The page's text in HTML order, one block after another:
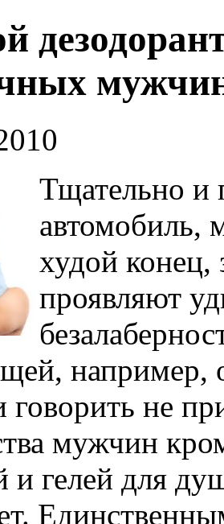
Тщательно и
автомобиль,
худой
проявляют
например,
говорить не
мужчин
гелей для